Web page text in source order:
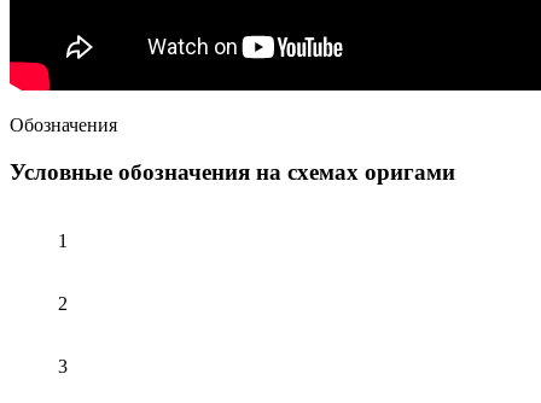
Обозначения
Условные обозначения на схемах оригами
1
2
3